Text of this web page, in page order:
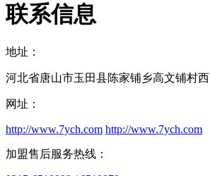
联系信息
地址：
河北省唐山市玉田县陈家铺乡高文铺村西
网址：
http://www.7ych.com http://www.7ych.com
加盟售后服务热线：